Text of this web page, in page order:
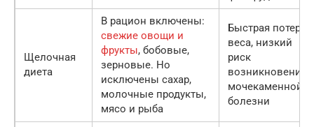
Щелочная
диета
В рацион включены:
свежие овощи и
фрукты, бобовые,
зерновые. Но
исключены сахар,
молочные продукты,
мясо и рыба
Быстрая потеря
веса, низкий
риск
возникновения
мочекаменной
болезни